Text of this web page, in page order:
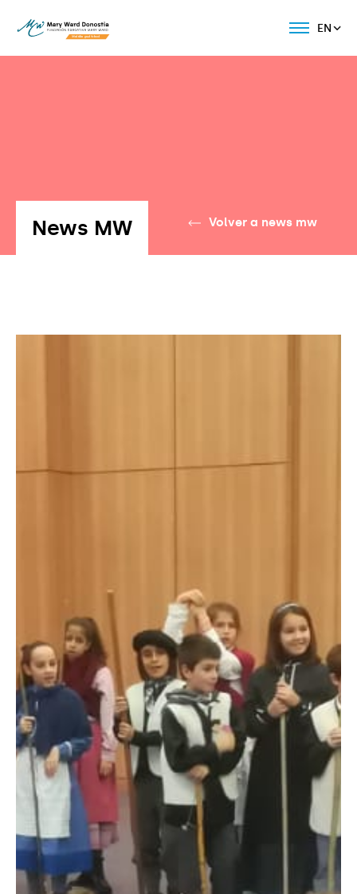
EN
Volver a news mw
News MW